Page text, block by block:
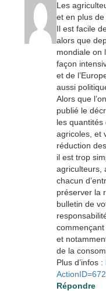
Les
et en plus de
Il est facile
alors que
mondiale on
façon
et de
aussi
Alors que
publié le
les quantités
agricoles, et
réduction
il est trop
agriculteurs,
chacun
préserver la
bulletin de
et
de la
Plus d’infos :
Répondre